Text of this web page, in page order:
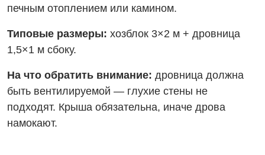
печным отоплением или камином.
Типовые размеры: хозблок 3×2 м + дровница
1,5×1 м сбоку.
На что обратить внимание: дровница должна
быть вентилируемой — глухие стены не
подходят. Крыша обязательна, иначе дрова
намокают.